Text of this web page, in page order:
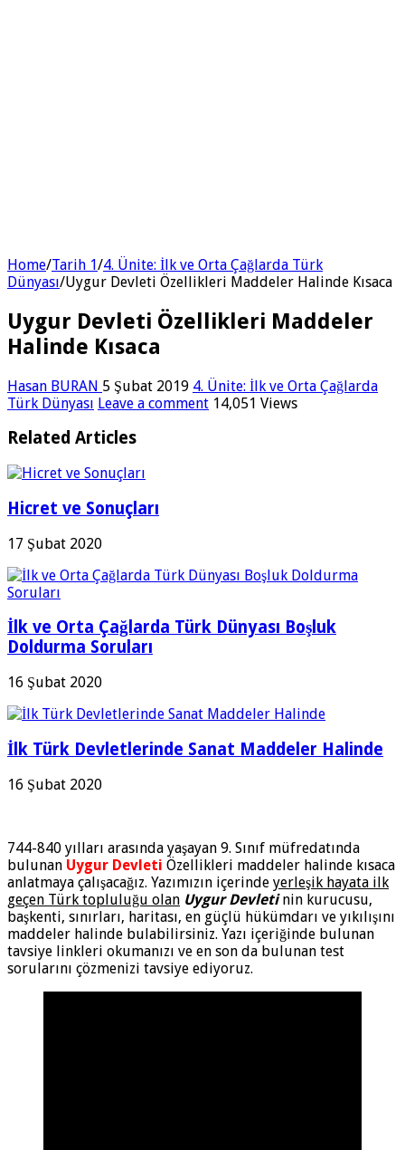
Home/Tarih 1/4. Ünite: İlk ve Orta Çağlarda Türk
Dünyası/Uygur Devleti Özellikleri Maddeler Halinde Kısaca
Uygur Devleti Özellikleri Maddeler
Halinde Kısaca
Hasan BURAN 5 Şubat 2019 4. Ünite: İlk ve Orta Çağlarda
Türk Dünyası Leave a comment 14,051 Views
Related Articles
Hicret ve Sonuçları
17 Şubat 2020
İlk ve Orta Çağlarda Türk Dünyası Boşluk
Doldurma Soruları
16 Şubat 2020
İlk Türk Devletlerinde Sanat Maddeler Halinde
16 Şubat 2020
744-840 yılları arasında yaşayan 9. Sınıf müfredatında
bulunan Uygur Devleti Özellikleri maddeler halinde kısaca
anlatmaya çalışacağız. Yazımızın içerinde yerleşik hayata ilk
geçen Türk topluluğu olan Uygur Devletinin kurucusu,
başkenti, sınırları, haritası, en güçlü hükümdarı ve yıkılışını
maddeler halinde bulabilirsiniz. Yazı içeriğinde bulunan
tavsiye linkleri okumanızı ve en son da bulunan test
sorularını çözmenizi tavsiye ediyoruz.